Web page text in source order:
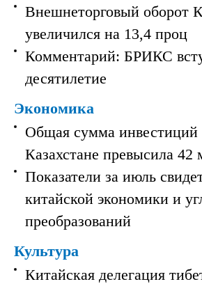
Внешнеторговый оборот
увеличился на 13,4 проц
Комментарий: БРИКС
десятилетие
Экономика
Общая сумма инвестиций
Казахстане превысила 42
Показатели за июль
китайской экономики и
преобразований
Культура
Китайская делегация